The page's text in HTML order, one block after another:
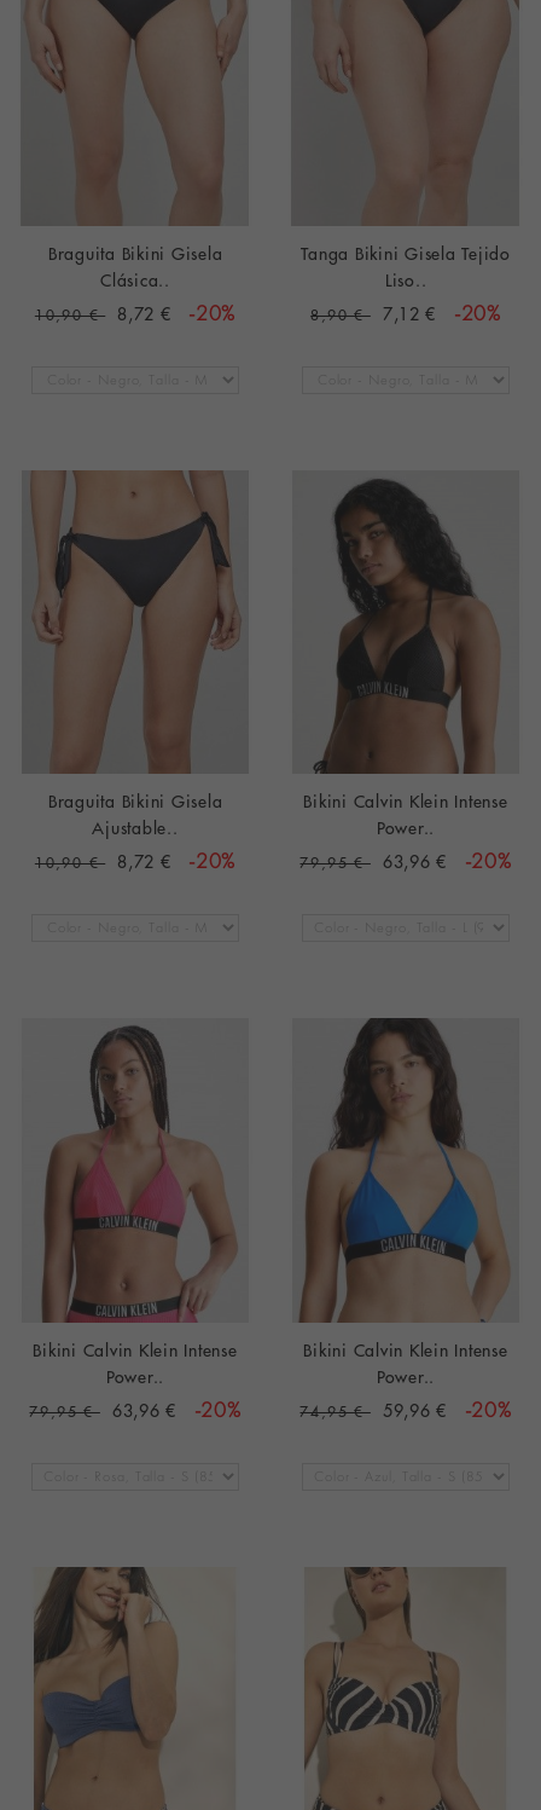
Braguita Bikini Gisela
Clásica..
10,90 € 8,72 € -20%
Tanga Bikini Gisela Tejido
Liso..
8,90 € 7,12 € -20%
Braguita Bikini Gisela
Ajustable..
10,90 € 8,72 € -20%
Bikini Calvin Klein Intense
Power..
79,95 € 63,96 € -20%
Bikini Calvin Klein Intense
Power..
79,95 € 63,96 € -20%
Bikini Calvin Klein Intense
Power..
74,95 € 59,96 € -20%